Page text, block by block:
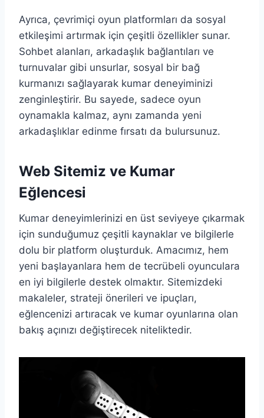
Ayrıca, çevrimiçi oyun platformları da sosyal
etkileşimi artırmak için çeşitli özellikler sunar.
Sohbet alanları, arkadaşlık bağlantıları ve
turnuvalar gibi unsurlar, sosyal bir bağ
kurmanızı sağlayarak kumar deneyiminizi
zenginleştirir. Bu sayede, sadece oyun
oynamakla kalmaz, aynı zamanda yeni
arkadaşlıklar edinme fırsatı da bulursunuz.
Web Sitemiz ve Kumar
Eğlencesi
Kumar deneyimlerinizi en üst seviyeye çıkarmak
için sunduğumuz çeşitli kaynaklar ve bilgilerle
dolu bir platform oluşturduk. Amacımız, hem
yeni başlayanlara hem de tecrübeli oyunculara
en iyi bilgilerle destek olmaktır. Sitemizdeki
makaleler, strateji önerileri ve ipuçları,
eğlencenizi artıracak ve kumar oyunlarına olan
bakış açınızı değiştirecek niteliktedir.